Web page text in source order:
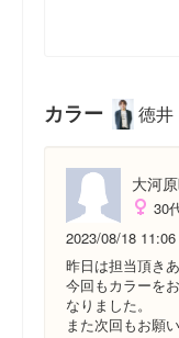
カラー 徳
大河
30
2023/08/18 11:06
昨日は担当頂き
今回もカラーを
なりました。
また次回もお願